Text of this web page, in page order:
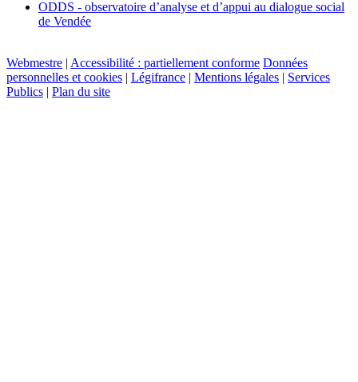
ODDS - observatoire d’analyse et d’appui au dialogue social
de Vendée
Webmestre | Accessibilité : partiellement conforme Données
personnelles et cookies | Légifrance | Mentions légales | Services
Publics | Plan du site